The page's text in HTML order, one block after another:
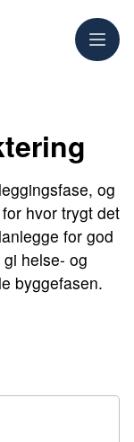
Meny
og
hvor trygt det
for god
helse- og
byggefasen.